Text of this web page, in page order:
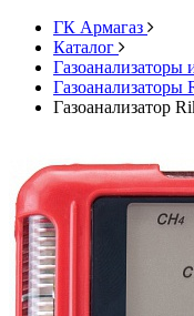
ГК Армагаз
Каталог
Газоанализаторы
Газоанализаторы
Газоанализатор